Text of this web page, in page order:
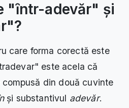
"ȋntr-adevăr" și
care forma corectă este
este acela că
din două cuvinte
și substantivul adevăr.